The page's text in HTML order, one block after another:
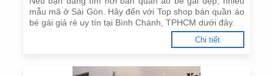
mẫu mã ở Sài Gòn. Hãy đến với Top shop bán quần áo
bé gái giá rẻ uy tín tại Bình Chánh, TPHCM dưới đây.
Chi tiết